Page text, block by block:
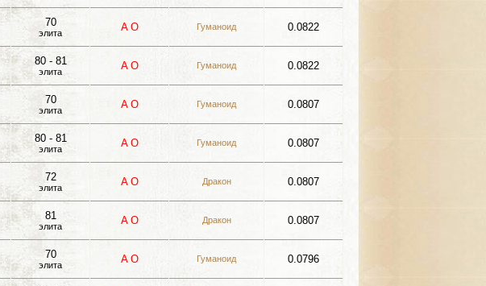
70
элита A О Гуманоид 0.0822
80 - 81
элита A О Гуманоид 0.0822
70
элита A О Гуманоид 0.0807
80 - 81
элита A О Гуманоид 0.0807
72
элита A О Дракон 0.0807
81
элита A О Дракон 0.0807
70
элита A О Гуманоид 0.0796